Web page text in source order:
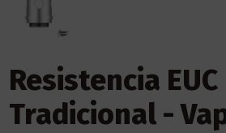
Resistencia EUC
Tradicional -